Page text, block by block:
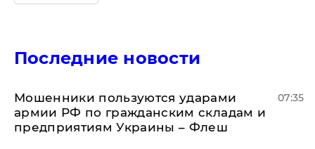
Последние новости
Мошенники пользуются ударами
армии РФ по гражданским складам и
предприятиям Украины – Флеш
07:35